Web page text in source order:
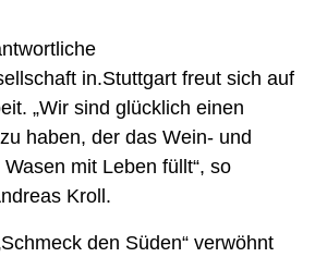
in.Stuttgart freut sich auf
„Wir sind glücklich einen
haben, der das Wein- und
mit Leben füllt“, so
Kroll.
den Süden“ verwöhnt